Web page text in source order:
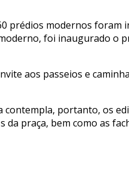
prédios modernos
foi inaugurado o
aos passeios e
contempla, portanto, os
praça, bem como as